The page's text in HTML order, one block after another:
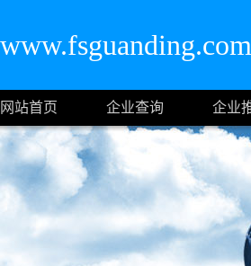
网站首页 企业查询 企业